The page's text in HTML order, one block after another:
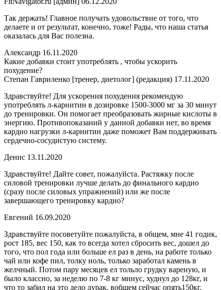
Так держать! Главное получать удовольствие от того, что
делаете и от результат, конечно, тоже! Рады, что наша статья
оказалась для Вас полезна.
Александр 16.11.2020
Какие добавки стоит употреблять , чтобы ускорить
похудение?
Степан Гавриленко [тренер, диетолог] (редакция) 17.11.2020
Здравствуйте! Для ускорения похудения рекомендую
употреблять л-карнитин в дозировке 1500-3000 мг за 30 минут
до тренировки. Он помогает преобразовать жирные кислоты в
энергию. Противопоказаний у данной добавки нет, во время
кардио нагрузки л-карнитин даже поможет Вам поддерживать
сердечно-сосудистую систему.
Денис 13.11.2020
Здравствуйте! Дайте совет, пожалуйста. Растяжку после
силовой тренировки лучше делать до финального кардио
(сразу после силовых упражнений) или же после
завершающего тренировку кардио?
Евгений 16.09.2020
Здравствуйте посоветуйте пожалуйста, в общем, мне 41 годик,
рост 185, вес 150, как то всегда хотел сбросить вес, дошел до
того, что пол года или больше ел раз в день, на работе только
чай или кофе пил, толку ноль, только заработал камень в
желчный. Потом пару месяцев ел тольло грудку вареную, и
было классно, за неделю по 7-8 кг минус, худнул до 128кг, и
что то забил на это дело дурак, вобщем сейчас опять150кг.